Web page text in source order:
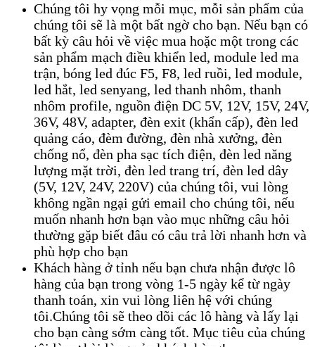
Chúng tôi hy vọng mỗi mục, mỗi sản phẩm của
chúng tôi sẽ là một bất ngờ cho bạn. Nếu bạn có
bất kỳ câu hỏi về việc mua hoặc một trong các
sản phẩm mạch điều khiển led, module led ma
trận, bóng led đúc F5, F8, led ruồi, led module,
led hắt, led senyang, led thanh nhôm, thanh
nhôm profile, nguồn điện DC 5V, 12V, 15V, 24V,
36V, 48V, adapter, đèn exit (khẩn cấp), đèn led
quảng cáo, đèm đường, đèn nhà xưởng, đèn
chống nổ, đèn pha sạc tích điện, đèn led năng
lượng mặt trời, đèn led trang trí, đèn led dây
(5V, 12V, 24V, 220V) của chúng tôi, vui lòng
không ngần ngại gửi email cho chúng tôi, nếu
muốn nhanh hơn bạn vào mục những câu hỏi
thường gặp biết đâu có câu trả lời nhanh hơn và
phù hợp cho bạn
Khách hàng ở tỉnh nếu bạn chưa nhận được lô
hàng của bạn trong vòng 1-5 ngày kể từ ngày
thanh toán, xin vui lòng liên hệ với chúng
tôi.Chúng tôi sẽ theo dõi các lô hàng và lấy lại
cho bạn càng sớm càng tốt. Mục tiêu của chúng